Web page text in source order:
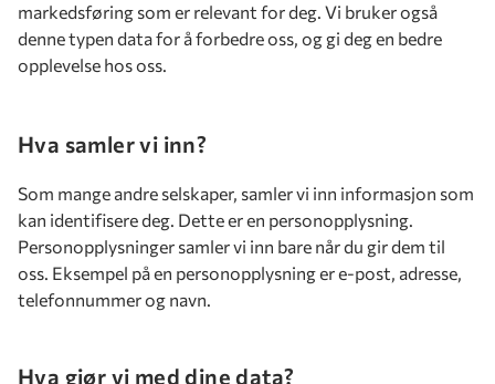
markedsføring som er relevant for deg. Vi bruker også
denne typen data for å forbedre oss, og gi deg en bedre
opplevelse hos oss.
Hva samler vi inn?
Som mange andre selskaper, samler vi inn informasjon som
kan identifisere deg. Dette er en personopplysning.
Personopplysninger samler vi inn bare når du gir dem til
oss. Eksempel på en personopplysning er e-post, adresse,
telefonnummer og navn.
Hva gjør vi med dine data?